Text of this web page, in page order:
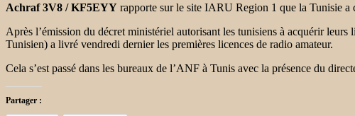
Achraf 3V8 / KF5EYY rapporte sur le site IARU Region 1 que la Tunisie a
Après l’émission du décret ministériel autorisant les tunisiens à acquérir
Tunisien) a livré vendredi dernier les premières licences de radio amateur.
Cela s’est passé dans les bureaux de l’ANF à Tunis avec la présence du
Partager :